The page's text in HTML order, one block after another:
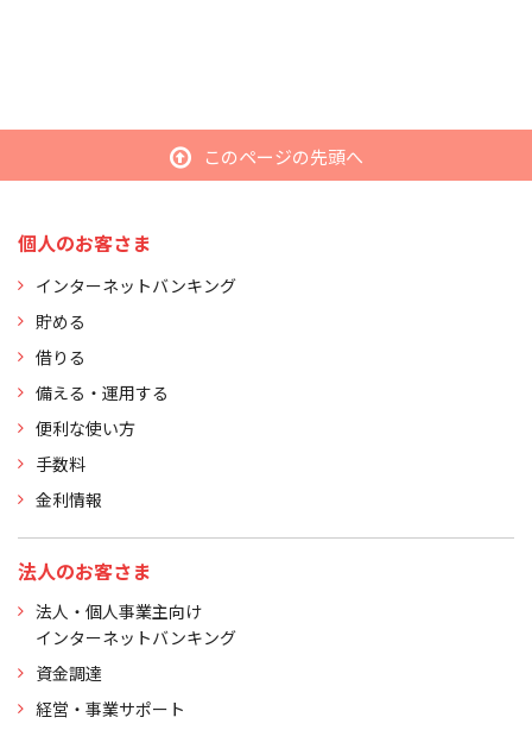
このページの先頭へ
個人のお客さま
インターネットバンキング
貯める
借りる
備える・運用する
便利な使い方
手数料
金利情報
法人のお客さま
法人・個人事業主向け
インターネットバンキング
資金調達
経営・事業サポート